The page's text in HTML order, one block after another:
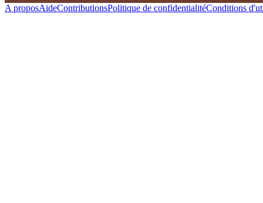
A proposAideContributionsPolitique de confidentialitéConditions